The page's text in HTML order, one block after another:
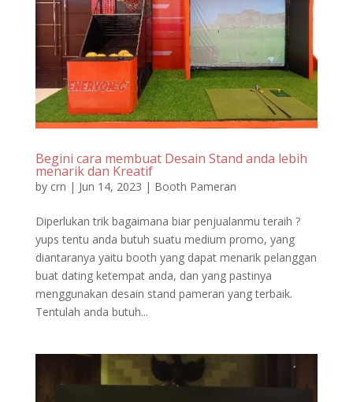
Begini cara membuat Desain Stand anda lebih
menarik dan Kreatif
by crn | Jun 14, 2023 | Booth Pameran
Diperlukan trik bagaimana biar penjualanmu teraih ?
yups tentu anda butuh suatu medium promo, yang
diantaranya yaitu booth yang dapat menarik pelanggan
buat dating ketempat anda, dan yang pastinya
menggunakan desain stand pameran yang terbaik.
Tentulah anda butuh...